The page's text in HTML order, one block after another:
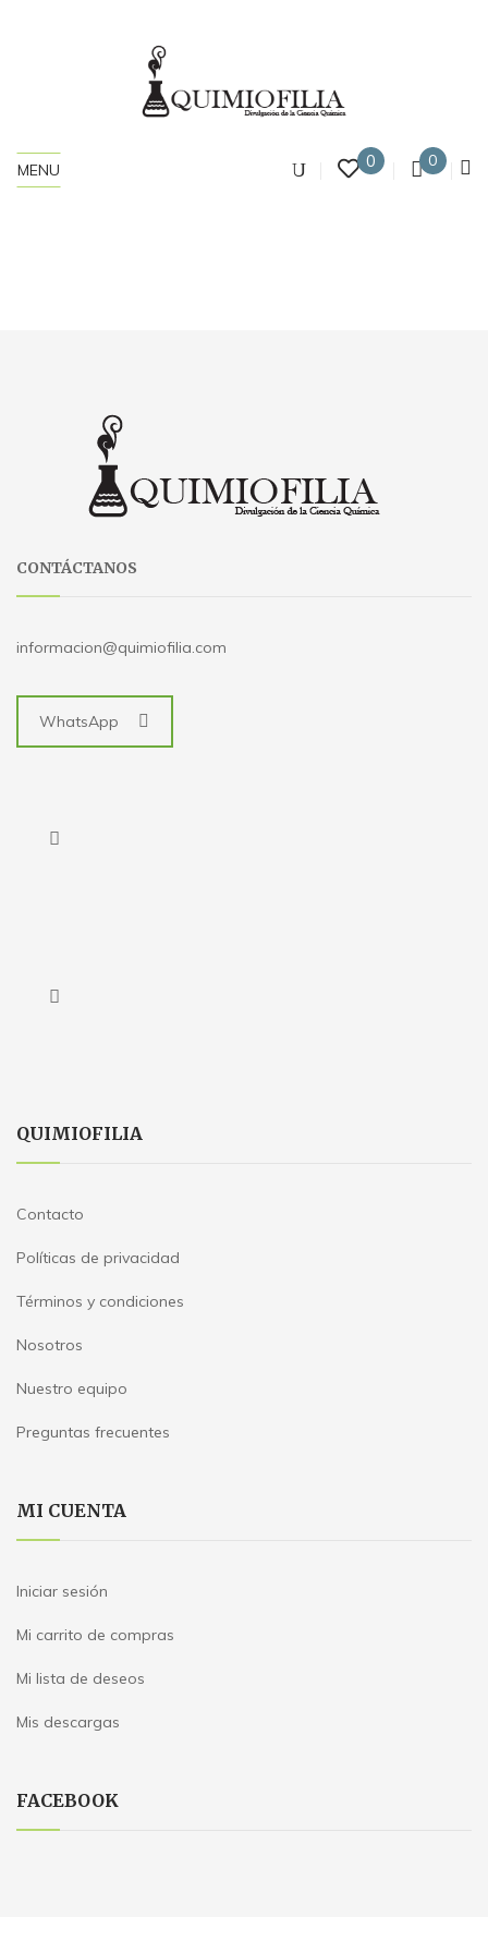
MENU 0 0
CONTÁCTANOS
informacion@quimiofilia.com
WhatsApp
QUIMIOFILIA
Contacto
Políticas de privacidad
Términos y condiciones
Nosotros
Nuestro equipo
Preguntas frecuentes
MI CUENTA
Iniciar sesión
Mi carrito de compras
Mi lista de deseos
Mis descargas
FACEBOOK